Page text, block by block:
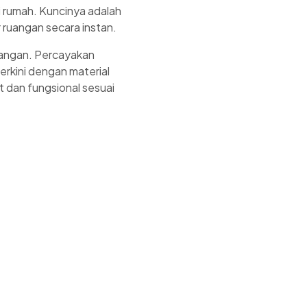
Kuncinya adalah
secara instan.
Percayakan
dengan material
fungsional sesuai